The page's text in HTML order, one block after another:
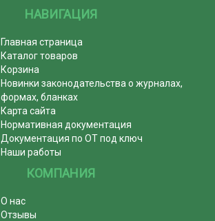
НАВИГАЦИЯ
Главная страница
Каталог товаров
Корзина
Новинки законодательства о журналах,
формах, бланках
Карта сайта
Нормативная документация
Документация по ОТ под ключ
Наши работы
КОМПАНИЯ
О нас
Отзывы